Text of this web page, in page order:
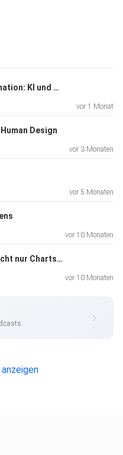
Homepage:
# 5 Die große Transformation: KI und Menschheit - ein Update
vor 1 Monat
Design
vor 3 Monaten
vor 5 Monaten
vor 10 Monaten
Auftakt zur 2. Staffel: Nicht nur Charts: Warum Human Design jetzt größer wird
vor 10 Monaten